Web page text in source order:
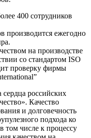
400 сотрудников
производится ежегодно
на производстве
со стандартом ISO
проверку фирмы
сердца российских
Качество
и долговечность
подхода ко
том числе к процессу